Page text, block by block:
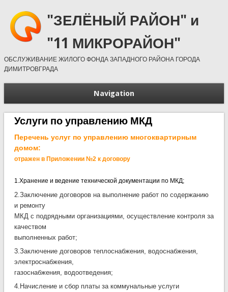
"ЗЕЛЁНЫЙ РАЙОН" и
"11 МИКРОРАЙОН"
ОБСЛУЖИВАНИЕ ЖИЛОГО ФОНДА ЗАПАДНОГО РАЙОНА ГОРОДА
ДИМИТРОВГРАДА
Navigation
Услуги по управлению МКД
Перечень услуг по управлению многоквартирным
домом:
отражен в Приложении №2 к договору
1.Хранение и ведение технической документации по МКД;
2.Заключение договоров на выполнение работ по содержанию
и ремонту
МКД с подрядными организациями, осуществление контроля за
качеством
выполненных работ;
3.Заключение договоров теплоснабжения, водоснабжения,
электроснабжения,
газоснабжения, водоотведения;
4.Начисление и сбор платы за коммунальные услуги